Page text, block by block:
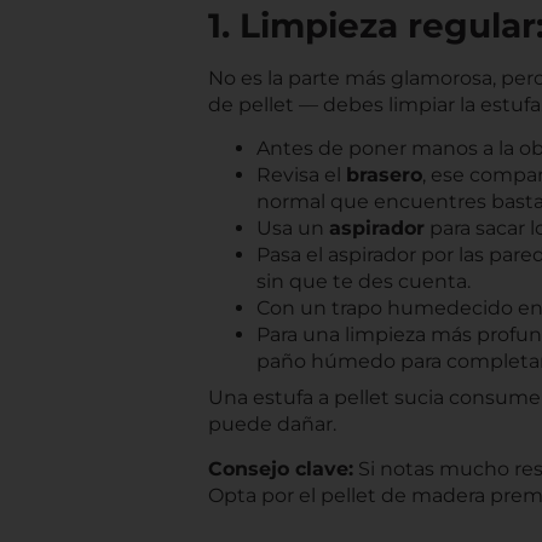
1. Limpieza
No es la parte más glamorosa,
de pellet — debes limpiar la estufa.
Antes de poner manos a la
Revisa el
brasero, ese
normal que encuentres
Usa un aspirador para sacar
Pasa el aspirador por las
sin que te des cuenta.
Con un trapo humedecido
Para una limpieza más
paño húmedo para completar
Una estufa a pellet sucia
puede dañar.
Consejo clave: Si notas mucho
Opta por el pellet de madera